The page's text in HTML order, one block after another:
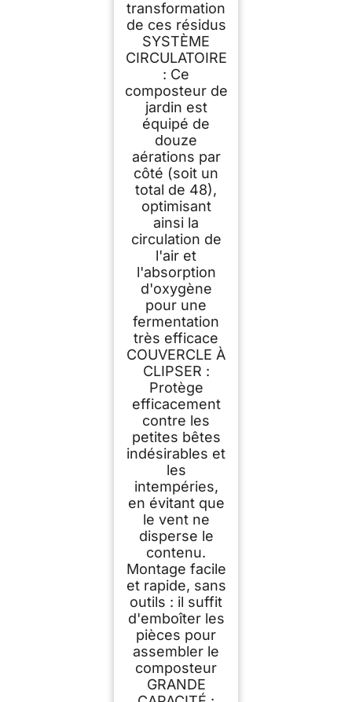
transformation
de ces résidus
SYSTÈME
CIRCULATOIRE
: Ce
composteur de
jardin est
équipé de
douze
aérations par
côté (soit un
total de 48),
optimisant
ainsi la
circulation de
l'air et
l'absorption
d'oxygène
pour une
fermentation
très efficace
COUVERCLE À
CLIPSER :
Protège
efficacement
contre les
petites bêtes
indésirables et
les
intempéries,
en évitant que
le vent ne
disperse le
contenu.
Montage facile
et rapide, sans
outils : il suffit
d'emboîter les
pièces pour
assembler le
composteur
GRANDE